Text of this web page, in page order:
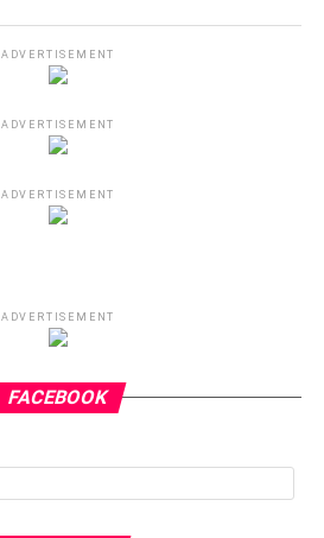
ADVERTISEMENT
ADVERTISEMENT
ADVERTISEMENT
ADVERTISEMENT
FACEBOOK